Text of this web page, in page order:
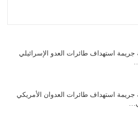
جريمة استهداف طائرات العدو الإسرائيلي
جريمة استهداف طائرات العدوان الأمريكي